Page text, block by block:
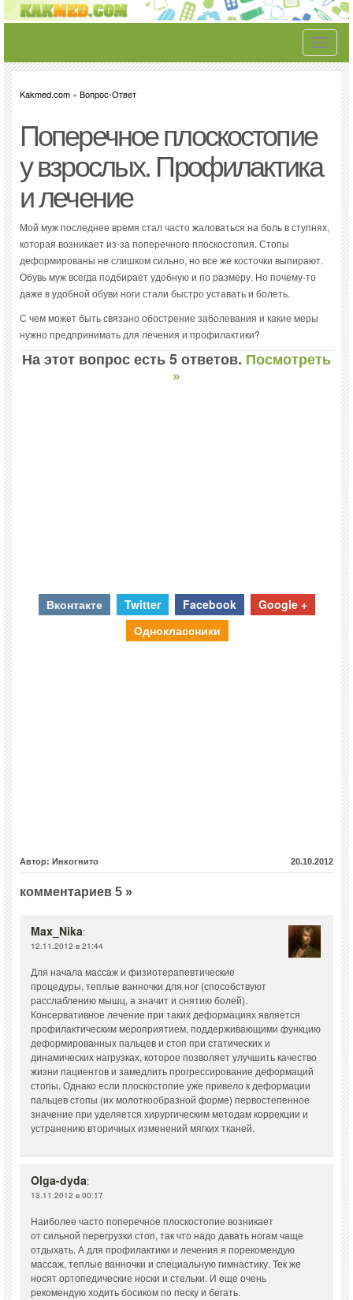
Toggle
Kakmed.com » Вопрос-Ответ
Поперечное плоскостопие
у взрослых. Профилактика
и лечение
Мой муж последнее время стал часто жаловаться на боль в ступнях,
которая возникает из-за поперечного плоскостопия. Стопы
деформированы не слишком сильно, но все же косточки выпирают.
Обувь муж всегда подбирает удобную и по размеру. Но почему-то
даже в удобной обуви ноги стали быстро уставать и болеть.
С чем может быть связано обострение заболевания и какие меры
нужно предпринимать для лечения и профилактики?
На этот вопрос есть 5 ответов. Посмотреть
»
Вконтакте Twitter Facebook
Google +
Одноклассники
Автор: Инкогнито 20.10.2012
комментариев 5 »
Max_Nika:
12.11.2012 в 21:44
Для начала массаж и физиотерапевтические
процедуры, теплые ванночки для ног (способствуют
расслаблению мышц, а значит и снятию болей).
Консервативное лечение при таких деформациях является
профилактическим мероприятием, поддерживающими функцию
деформированных пальцев и стоп при статических и
динамических нагрузках, которое позволяет улучшить качество
жизни пациентов и замедлить прогрессирование деформаций
стопы. Однако если плоскостопие уже привело к деформации
пальцев стопы (их молоткообразной форме) первостепенное
значение при уделяется хирургическим методам коррекции и
устранению вторичных изменений мягких тканей.
Olga-dyda:
13.11.2012 в 00:17
Наиболее часто поперечное плоскостопие возникает
от сильной перегрузки стоп, так что надо давать ногам чаще
отдыхать. А для профилактики и лечения я порекомендую
массаж, теплые ванночки и специальную гимнастику. Тек же
носят ортопедические носки и стельки. И еще очень
рекомендую ходить босиком по песку и бегать.